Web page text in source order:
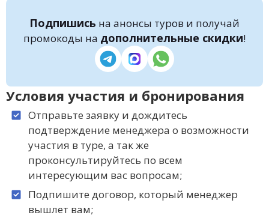
Подпишись на анонсы туров и получай
промокоды на дополнительные скидки!
Условия участия и бронирования
Отправьте заявку и дождитесь
подтверждение менеджера о возможности
участия в туре, а так же
проконсультируйтесь по всем
интересующим вас вопросам;
Подпишите договор, который менеджер
вышлет вам;